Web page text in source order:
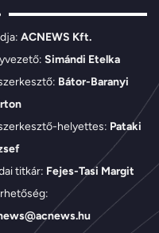
ACNEWS Kft.
Simándi Etelka
Bátor-Baranyi
helyettes: Pataki
titkár: Fejes-Tasi Margit